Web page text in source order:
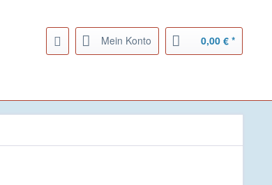
Mein Konto 0,00 € *